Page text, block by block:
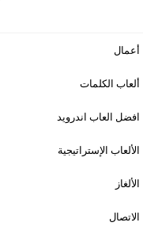
أعمال
ألعاب الكلمات
افضل العاب اندرويد
الألعاب الإستراتيجية
الألغاز
الاتصال